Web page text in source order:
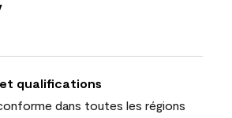
qualifications
dans toutes les régions